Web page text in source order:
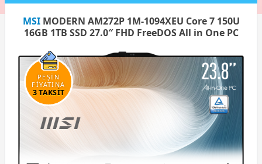
MSIMODERN AM272P 1M-1094XEU Core 7 150U
16GB 1TB SSD 27.0″ FHD FreeDOS All in One PC
PEŞİN
FİYATINA
3 TAKSİT